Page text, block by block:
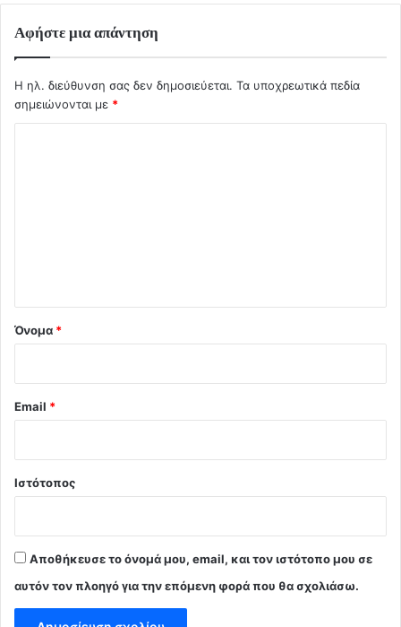
Αφήστε μια απάντηση
Η ηλ. διεύθυνση σας δεν δημοσιεύεται. Τα υποχρεωτικά πεδία
σημειώνονται με *
Όνομα *
Email *
Ιστότοπος
Αποθήκευσε το όνομά μου, email, και τον ιστότοπο μου σε
αυτόν τον πλοηγό για την επόμενη φορά που θα σχολιάσω.